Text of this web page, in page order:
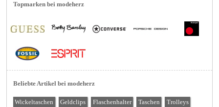
Topmarken bei modeherz
Beliebte Artikel bei modeherz
Wickeltaschen Geldclips Flaschenhalter Taschen Trolleys